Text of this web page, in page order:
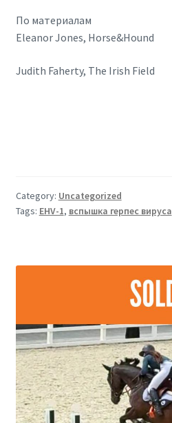
По материалам
Eleanor Jones, Horse&Hound
Judith Faherty, The Irish Field
Category: Uncategorized
Tags: EHV-1, вспышка герпес вируса